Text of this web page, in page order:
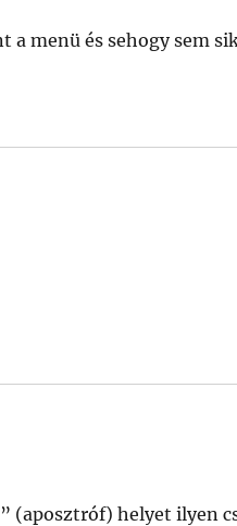
a menü és sehogy sem
(aposztróf) helyet ilyen